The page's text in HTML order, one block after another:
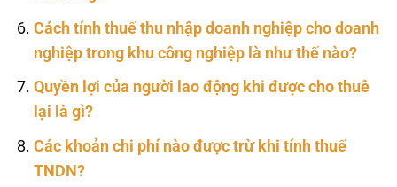
Cách tính thuế thu nhập doanh nghiệp cho doanh
nghiệp trong khu công nghiệp là như thế nào?
Quyền lợi của người lao động khi được cho thuê
lại là gì?
Các khoản chi phí nào được trừ khi tính thuế
TNDN?